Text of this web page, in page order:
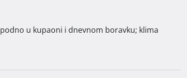
u kupaoni i dnevnom boravku; klima